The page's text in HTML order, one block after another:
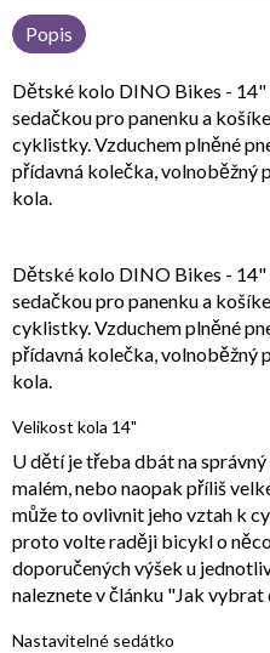
Popis
Dětské kolo DINO Bikes - 14"
sedačkou pro panenku a
cyklistky. Vzduchem plněné
přídavná kolečka, volnoběžný
kola.
Dětské kolo DINO Bikes - 14"
sedačkou pro panenku a
cyklistky. Vzduchem plněné
přídavná kolečka, volnoběžný
kola.
Velikost kola 14"
U dětí je třeba dbát na
malém, nebo naopak příliš
může to ovlivnit jeho vztah k
proto volte raději bicykl o
doporučených výšek u
naleznete v článku "Jak vybrat
Nastavitelné sedátko